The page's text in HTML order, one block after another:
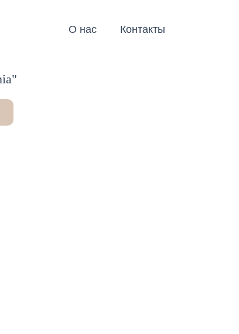
О нас Контакты